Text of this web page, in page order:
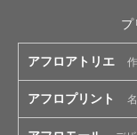
プ
アフロアトリエ
アフロプリント